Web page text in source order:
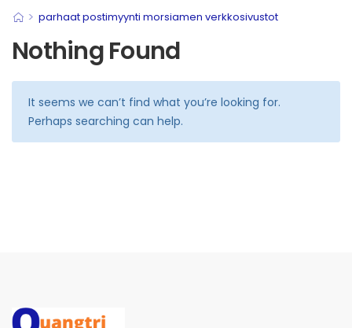
> parhaat postimyynti morsiamen verkkosivustot
Nothing Found
It seems we can’t find what you’re looking for.
Perhaps searching can help.